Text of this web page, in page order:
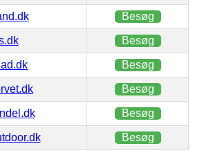
Besøg
Besøg
Besøg
Besøg
Besøg
Besøg